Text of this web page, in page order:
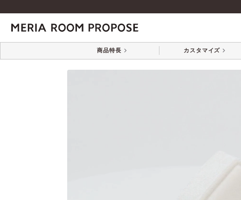
すべての商品
商品特長 カスタマイズ